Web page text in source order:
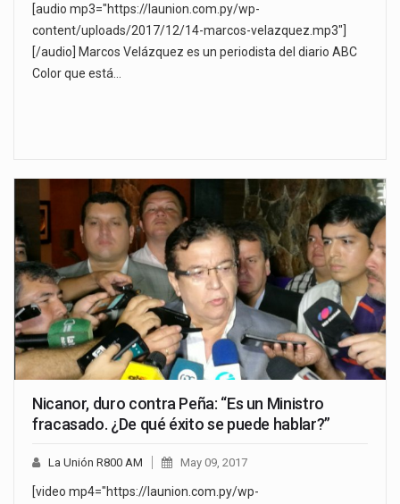
[audio mp3="https://launion.com.py/wp-
content/uploads/2017/12/14-marcos-velazquez.mp3"]
[/audio] Marcos Velázquez es un periodista del diario ABC
Color que está…
Nicanor, duro contra Peña: “Es un Ministro
fracasado. ¿De qué éxito se puede hablar?”
La Unión R800 AM May 09, 2017
[video mp4="https://launion.com.py/wp-